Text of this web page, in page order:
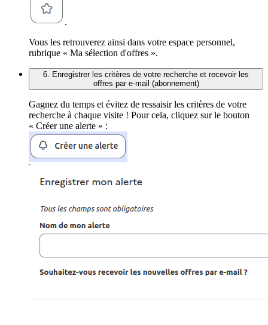
.
Vous les retrouverez ainsi dans votre espace personnel,
rubrique « Ma sélection d'offres ».
6. Enregistrer les critères de votre recherche et recevoir les
offres par e-mail (abonnement)
Gagnez du temps et évitez de ressaisir les critères de votre
recherche à chaque visite ! Pour cela, cliquez sur le bouton
« Créer une alerte » :